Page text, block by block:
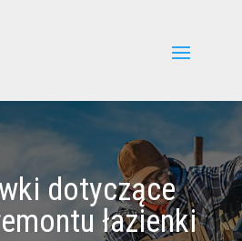
dotyczące
łazienki